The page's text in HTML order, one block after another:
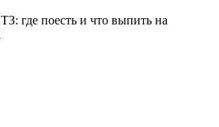
где поесть и что выпить на